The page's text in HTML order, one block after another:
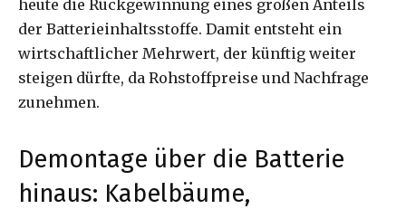
heute die Rückgewinnung eines großen Anteils
der Batterieinhaltsstoffe. Damit entsteht ein
wirtschaftlicher Mehrwert, der künftig weiter
steigen dürfte, da Rohstoffpreise und Nachfrage
zunehmen.
Demontage über die Batterie
hinaus: Kabelbäume,